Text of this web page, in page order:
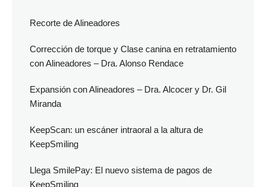
Recorte de Alineadores
Corrección de torque y Clase canina en retratamiento
con Alineadores – Dra. Alonso Rendace
Expansión con Alineadores – Dra. Alcocer y Dr. Gil
Miranda
KeepScan: un escáner intraoral a la altura de
KeepSmiling
Llega SmilePay: El nuevo sistema de pagos de
KeepSmiling